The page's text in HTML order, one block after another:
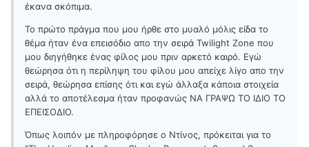
έκανα σκόπιμα.
Το πρώτο πράγμα που μου ήρθε στο μυαλό μόλις είδα το
θέμα ήταν ένα επεισόδιο απο την σειρά Twilight Zone που
μου διηγήθηκε ένας φίλος μου πριν αρκετό καιρό. Εγώ
θεώρησα ότι η περίληψη του φίλου μου απείχε λίγο απο την
σειρά, θεώρησα επίσης ότι και εγώ άλλαξα κάποια στοιχεία
αλλά το αποτέλεσμα ήταν προφανώς ΝΑ ΓΡΑΨΩ ΤΟ ΙΔΙΟ ΤΟ
ΕΠΕΙΣΟΔΙΟ.
Όπως λοιπόν με πληροφόρησε ο Ντίνος, πρόκειται για το